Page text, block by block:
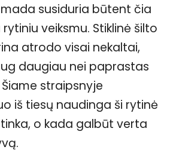
susiduria būtent čia
veiksmu. Stiklinė šilto
atrodo visai nekaltai,
daugiau nei paprastas
straipsnyje
iš tiesų naudinga ši rytinė
o kada galbūt verta